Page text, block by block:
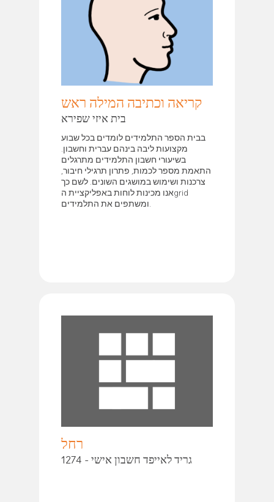
קריאה וכתיבה המילה ראש
בית איזי שפירא
בבית הספר התלמידים לומדים בכל שבוע
מקצועות ליבה בינהם עברית וחשבון.
בשיעורי חשבון התלמידים מתרגלים
התאמת מספר לכמות, פתרון תרגילי חיבור,
צרכנות ושימוש במושגים השונים. לשם כך
אנו מכינות לוחות באפליקציית הgrid
רחל
גריד לאייפד חשבון אישי - 1274